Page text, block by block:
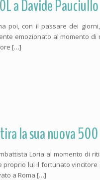
a Davide Pauciullo
poi, con il passare dei
emozionato al momento di
[…]
la sua nuova 500
Loria al momento di
lui il fortunato vincitore
a Roma […]